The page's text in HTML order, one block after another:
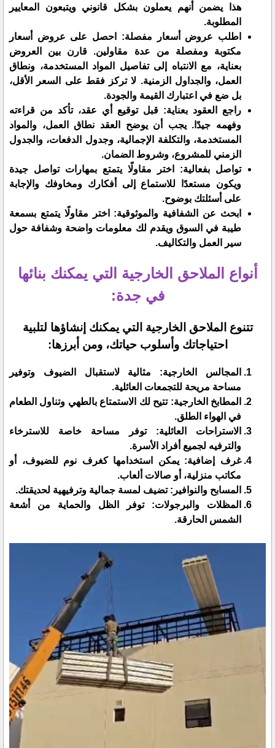
هذا يضمن أنهم يعملون بشكل قانوني ويتبعون المعايير
المطلوبة.
اطلب عروض أسعار مفصلة: احصل على عروض أسعار
مكتوبة ومفصلة من عدة مقاولين. قارن بين العروض
بعناية، مع الانتباه إلى تفاصيل المواد المستخدمة، ونطاق
العمل، والجداول الزمنية. لا تركز فقط على السعر الأقل،
بل ضع في اعتبارك القيمة والجودة.
راجع العقود بعناية: قبل توقيع أي عقد، تأكد من قراءته
وفهمه جيدًا. يجب أن يوضح العقد نطاق العمل، والمواد
المستخدمة، والتكلفة الإجمالية، وجدول الدفعات، والجدول
الزمني للمشروع، وشروط الضمان.
تواصل بفعالية: اختر مقاولًا يتمتع بمهارات تواصل جيدة
ويكون مستعدًا للاستماع إلى أفكارك ومخاوفك والإجابة
على أسئلتك بوضوح.
ابحث عن الشفافية والموثوقية: اختر مقاولًا يتمتع بسمعة
طيبة في السوق ويقدم لك معلومات واضحة وشفافة حول
سير العمل والتكاليف.
أنواع الملاحق الخارجية التي يمكنك بنائها
في جدة:
تتنوع الملاحق الخارجية التي يمكنك إنشاؤها لتلبية
احتياجاتك وأسلوب حياتك، ومن أبرزها:
المجالس الخارجية: مثالية لاستقبال الضيوف وتوفير
مساحة مريحة للتجمعات العائلية.
المطابخ الخارجية: تتيح لك الاستمتاع بالطهي وتناول الطعام
في الهواء الطلق.
الاستراحات العائلية: توفر مساحة خاصة للاسترخاء
والترفيه لجميع أفراد الأسرة.
غرف إضافية: يمكن استخدامها كغرف نوم للضيوف، أو
مكاتب منزلية، أو صالات ألعاب.
المسابح والنوافير: تضيف لمسة جمالية وترفيهية لحديقتك.
المظلات والبرجولات: توفر الظل والحماية من أشعة
الشمس الحارقة.